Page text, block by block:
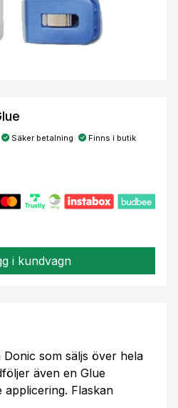
Säker betalning Finns i butik
i kundvagn
som säljs över hela
även en Glue
Flaskan